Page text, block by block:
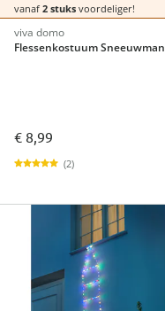
vanaf 2 stuks voordeliger!
viva domo
Flessenkostuum Sneeuwman
€ 8,99
(2)